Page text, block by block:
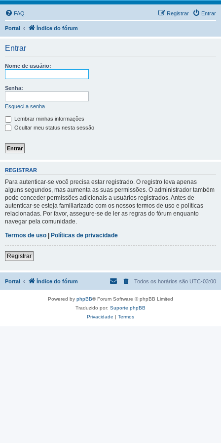
FAQ Entrar
Registrar
Portal Índice do fórum
Entrar
Nome de usuário:
Senha:
Esqueci a senha
Lembrar minhas informações
Ocultar meu status nesta sessão
REGISTRAR
Para autenticar-se você precisa estar registrado. O registro leva apenas
alguns segundos, mas aumenta as suas permissões. O administrador também
pode conceder permissões adicionais a usuários registrados. Antes de
autenticar-se esteja familiarizado com os nossos termos de uso e políticas
relacionadas. Por favor, assegure-se de ler as regras do fórum enquanto
navegar pela comunidade.
Termos de uso | Políticas de privacidade
Registrar
Portal Índice do fórum Todos os horários são UTC-03:00
Powered by phpBB® Forum Software © phpBB Limited
Traduzido por: Suporte phpBB
Privacidade | Termos